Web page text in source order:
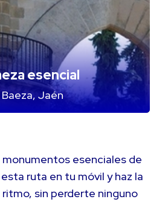
esencial
Baeza, Jaén
monumentos esenciales de
ruta en tu móvil y haz la
sin perderte ninguno